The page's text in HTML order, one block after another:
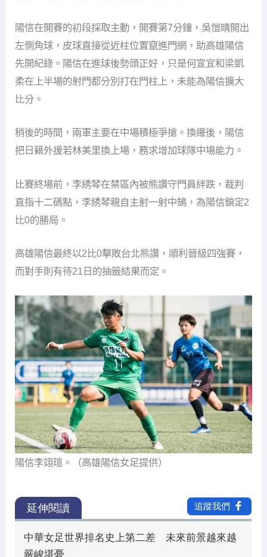
陽信在開賽的初段採取主動，開賽第7分鐘，吳愷晴開出
左側角球，皮球直接從近柱位置竄進門網，助高雄陽信
先開紀錄。陽信在進球後勢頭正好，只是何宣宜和梁凱
柔在上半場的射門都分別打在門柱上，未能為陽信擴大
比分。
稍後的時間，兩軍主要在中場積極爭搶。換邊後，陽信
把日籍外援若林美里換上場，務求增加球隊中場能力。
比賽終場前，李綉琴在禁區內被熊讚守門員絆跌，裁判
直指十二碼點，李綉琴親自主射一射中鵠，為陽信鎖定2
比0的勝局。
高雄陽信最終以2比0擊敗台北熊讚，順利晉級四強賽，
而對手則有待21日的抽籤結果而定。
陽信李翊瑄。（高雄陽信女足提供）